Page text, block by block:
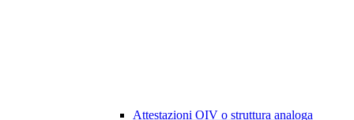
Attestazioni OIV o struttura analoga